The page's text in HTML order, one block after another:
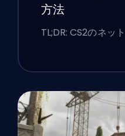
方法
TL;DR: CS2のネッ